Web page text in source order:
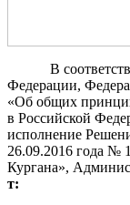
В
Федерации,
«Об общих
в Российской
исполнение
26.09.2016 года №
Кургана»,
т: